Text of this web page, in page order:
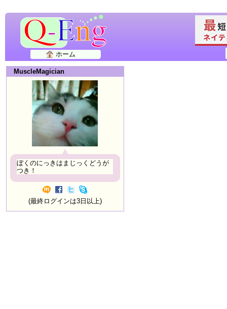
ホーム
MuscleMagician
ぼくのにっきはまじっくどうが
つき！
(最終ログインは3日以上)